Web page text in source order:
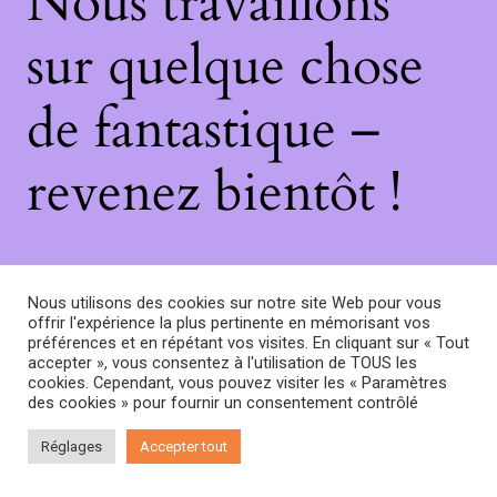
sur quelque chose
de fantastique –
revenez bientôt !
Nous utilisons des cookies sur notre site Web pour vous
offrir l'expérience la plus pertinente en mémorisant vos
préférences et en répétant vos visites. En cliquant sur « Tout
accepter », vous consentez à l'utilisation de TOUS les
cookies. Cependant, vous pouvez visiter les « Paramètres
des cookies » pour fournir un consentement contrôlé
Réglages Accepter tout